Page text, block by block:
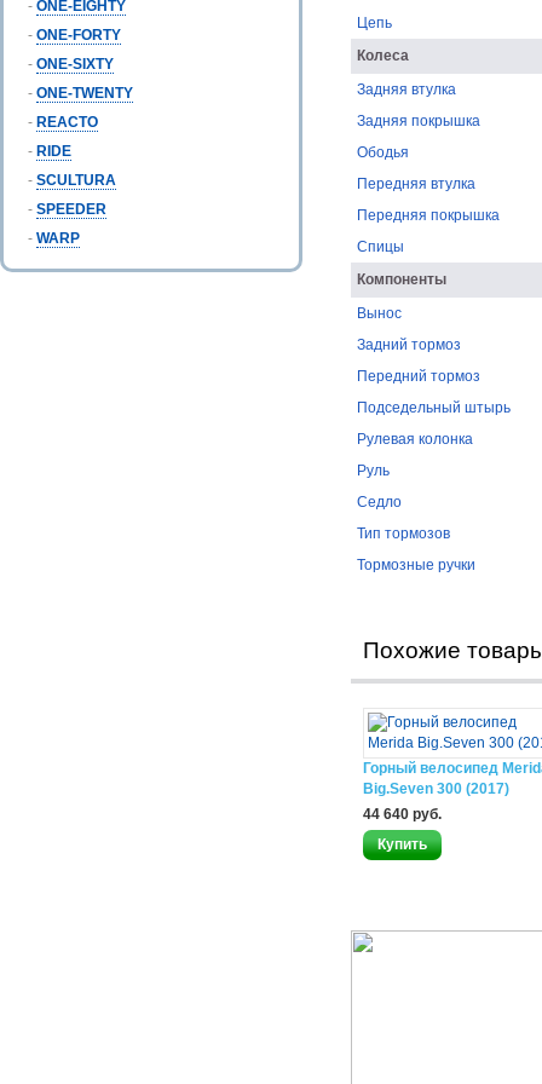
- ONE-EIGHTY
- ONE-FORTY
- ONE-SIXTY
- ONE-TWENTY
- REACTO
- RIDE
- SCULTURA
- SPEEDER
- WARP
Цепь
Колеса
Задняя втулка
Задняя покрышка
Ободья
Передняя втулка
Передняя покрышка
Спицы
Компоненты
Вынос
Задний тормоз
Передний тормоз
Подседельный штырь
Рулевая колонка
Руль
Седло
Тип тормозов
Тормозные ручки
Похожие
Горный велосипед
Big.Seven 300 (2017)
44 640 руб.